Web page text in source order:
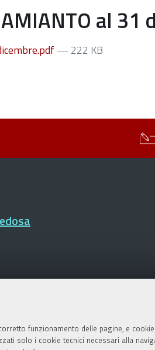
funzionamento delle pagine, e
solo i cookie tecnici necessari alla
al 31
— 222 KB